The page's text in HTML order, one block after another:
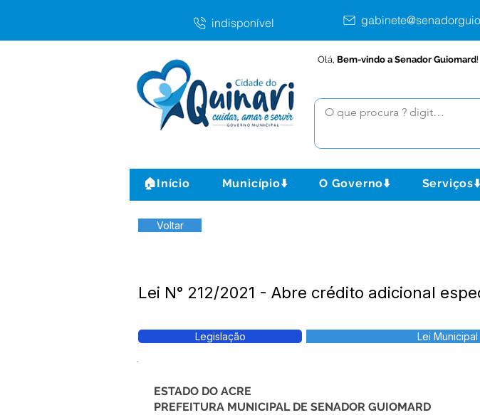
indisponível
Olá, Bem-vindo a Senador Guiomard!
🏠Início Município⬇️ O Governo⬇️ Serviços⬇️
Voltar
Lei N° 212/2021 - Abre crédito adicional
Legislação Lei Municipal
ESTADO DO ACRE
PREFEITURA MUNICIPAL DE SENADOR GUIOMARD